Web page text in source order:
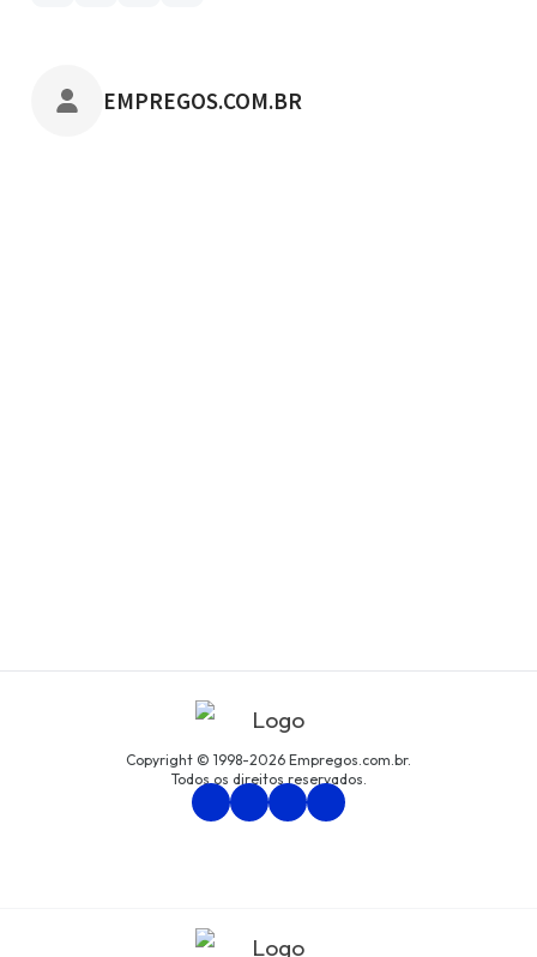
POSTADO POR
EMPREGOS.COM.BR
Copyright © 1998-2026 Empregos.com.br.
Todos os direitos reservados.